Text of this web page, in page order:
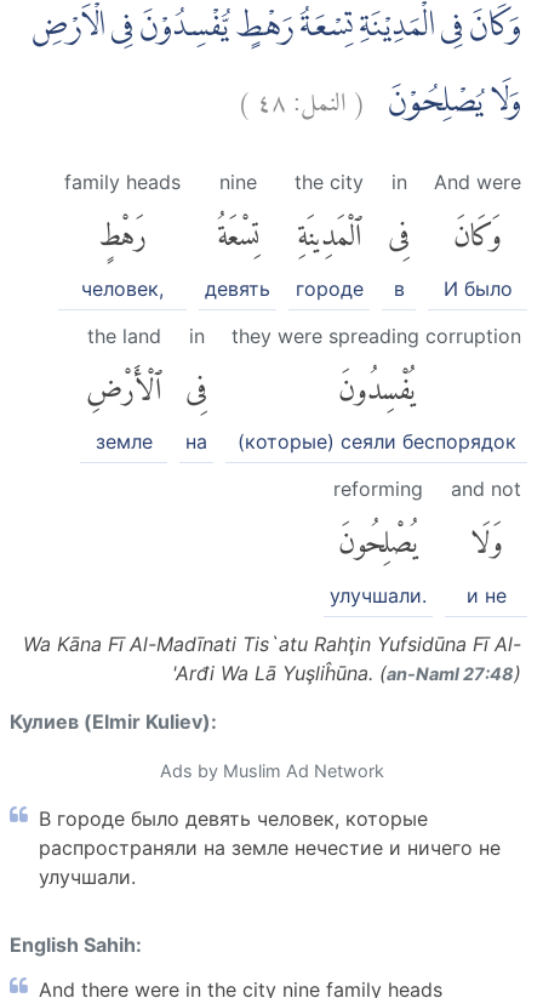
وَكَانَ فِى الْمَدِيْنَةِ تِسْعَةُ رَهْطٍ يُّفْسِدُوْنَ فِى الْاَرْضِ
وَلَا يُصْلِحُوْنَ (النمل:٤٨)
And were
وَكَانَ
И было
in
فِى
в
the city
ٱلْمَدِينَةِ
городе
nine
تِسْعَةُ
девять
family heads
رَهْطٍ
человек,
they were spreading corruption
يُفْسِدُونَ
(которые) сеяли беспорядок
in
فِى
на
the land
ٱلْأَرْضِ
земле
and not
وَلَا
и не
reforming
يُصْلِحُونَ
улучшали.
Wa Kāna Fī Al-Madīnati Tis`atu Rahţin Yufsidūna Fī Al-
'Arđi Wa Lā Yuşliĥūna. (an-Naml 27:48)
Кулиев (Elmir Kuliev):
Ads by Muslim Ad Network
В городе было девять человек, которые
распространяли на земле нечестие и ничего не
улучшали.
English Sahih:
And there were in the city nine family heads